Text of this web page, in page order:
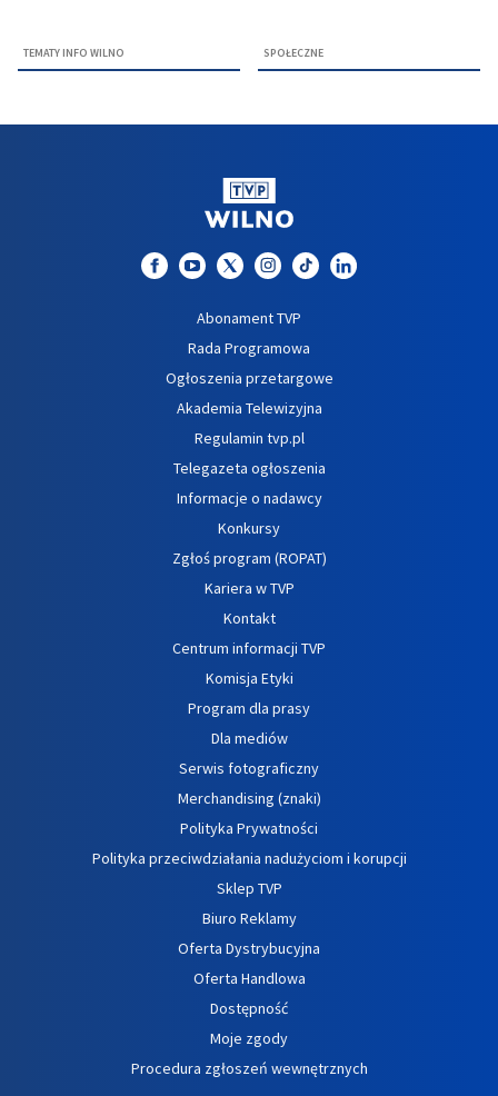
TEMATY INFO WILNO SPOŁECZNE
Abonament TVP
Rada Programowa
Ogłoszenia przetargowe
Akademia Telewizyjna
Regulamin tvp.pl
Telegazeta ogłoszenia
Informacje o nadawcy
Konkursy
Zgłoś program (ROPAT)
Kariera w TVP
Kontakt
Centrum informacji TVP
Komisja Etyki
Program dla prasy
Dla mediów
Serwis fotograficzny
Merchandising (znaki)
Polityka Prywatności
Polityka przeciwdziałania nadużyciom i korupcji
Sklep TVP
Biuro Reklamy
Oferta Dystrybucyjna
Oferta Handlowa
Dostępność
Moje zgody
Procedura zgłoszeń wewnętrznych